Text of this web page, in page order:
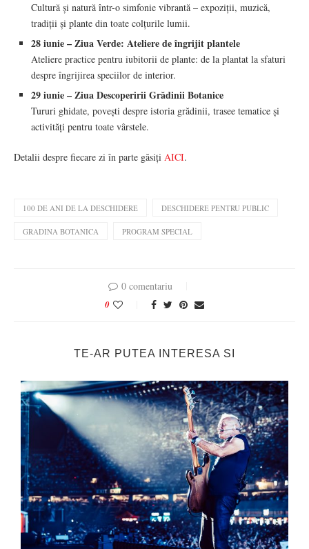
Cultură și natură într-o simfonie vibrantă – expoziții, muzică,
tradiții și plante din toate colțurile lumii.
28 iunie – Ziua Verde: Ateliere de îngrijit plantele
Ateliere practice pentru iubitorii de plante: de la plantat la sfaturi
despre îngrijirea speciilor de interior.
29 iunie – Ziua Descoperirii Grădinii Botanice
Tururi ghidate, povești despre istoria grădinii, trasee tematice și
activități pentru toate vârstele.
Detalii despre fiecare zi în parte găsiți AICI.
100 DE ANI DE LA DESCHIDERE DESCHIDERE PENTRU PUBLIC
GRADINA BOTANICA PROGRAM SPECIAL
0 comentariu
0
TE-AR PUTEA INTERESA SI